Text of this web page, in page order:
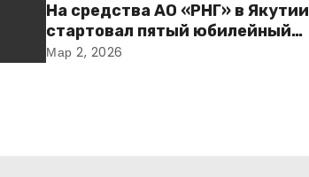
На средства АО «РНГ» в Якутии
стартовал пятый юбилейный
конкурс в сфере образования
Мар 2, 2026